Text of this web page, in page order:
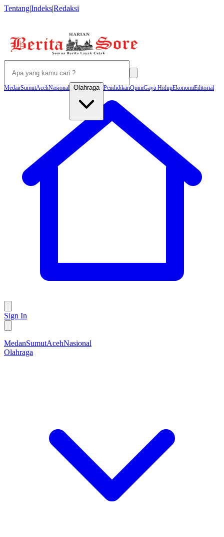
Tentang|Indeks|Redaksi
MedanSumutAcehNasional Olahraga PendidikanOpiniGaya HidupEkonomiEditorial
Sign In
MedanSumutAcehNasional
Olahraga